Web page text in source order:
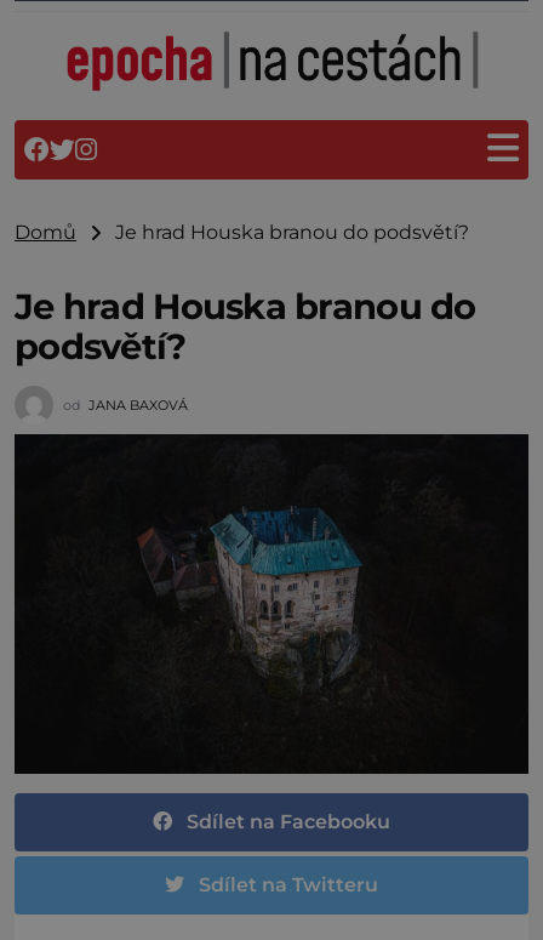
Domů Je hrad Houska branou do podsvětí?
Je hrad Houska branou do
podsvětí?
od JANA BAXOVÁ
Sdílet na Facebooku
Sdílet na Twitteru